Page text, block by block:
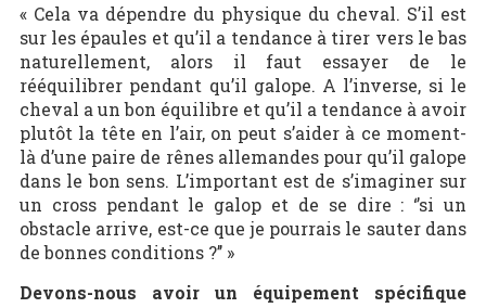
« Cela va dépendre du physique du cheval. S’il est
sur les épaules et qu’il a tendance à tirer vers le bas
naturellement, alors il faut essayer de le
rééquilibrer pendant qu’il galope. A l’inverse, si le
cheval a un bon équilibre et qu’il a tendance à avoir
plutôt la tête en l’air, on peut s’aider à ce moment-
là d’une paire de rênes allemandes pour qu’il galope
dans le bon sens. L’important est de s’imaginer sur
un cross pendant le galop et de se dire : ‘’si un
obstacle arrive, est-ce que je pourrais le sauter dans
de bonnes conditions ?’’ »
Devons-nous avoir un équipement spécifique